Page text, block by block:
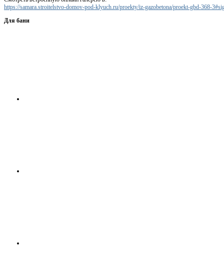
https://samara.stroitelstvo-domov-pod-klyuch.ru/proekty/iz-gazobetona/proekt-gbd-368-
Для бани